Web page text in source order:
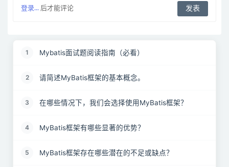
登录... 后才能评论
1 Mybatis面试题阅读指南（必看）
2 请简述MyBatis框架的基本概念。
3 在哪些情况下，我们会选择使用MyBatis框架？
4 MyBatis框架有哪些显著的优势？
5 MyBatis框架存在哪些潜在的不足或缺点？